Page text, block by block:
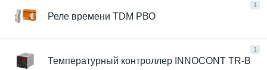
1
Реле времени TDM РВО
1
Температурный контроллер INNOCONT TR-B